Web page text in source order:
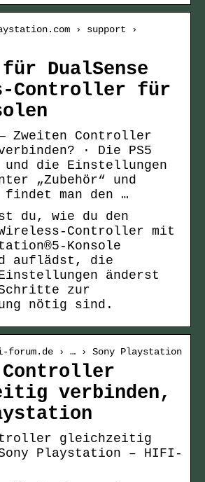
› support ›
DualSense
Controller für
Zweiten Controller
· Die PS5
und die Einstellungen
„Zubehör“ und
findet man den …
du, wie du den
Wireless-Controller mit
Konsole
auflädst, die
änderst
zur
nötig sind.
› … › Sony Playstation
Controller
verbinden,
gleichzeitig
Playstation – HIFI-